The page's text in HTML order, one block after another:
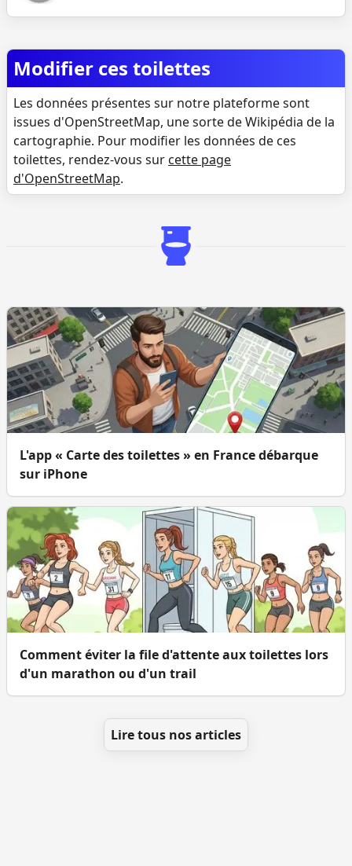
Modifier ces toilettes
Les données présentes sur notre plateforme sont
issues d'OpenStreetMap, une sorte de Wikipédia de la
cartographie. Pour modifier les données de ces
toilettes, rendez-vous sur cette page
d'OpenStreetMap.
L'app « Carte des toilettes » en France débarque
sur iPhone
Comment éviter la file d'attente aux toilettes lors
d'un marathon ou d'un trail
Lire tous nos articles